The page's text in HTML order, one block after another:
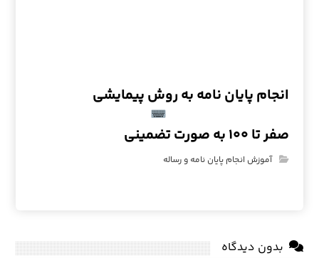
انجام پایان نامه به روش پیمایشی
صفر تا ۱۰۰ به صورت تضمینی
آموزش انجام پایان نامه و رساله
بدون دیدگاه